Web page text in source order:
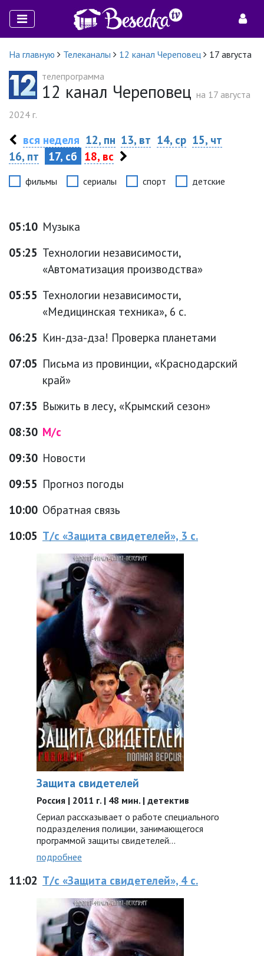
На главную Телеканалы 12 канал Череповец
17 августа
телепрограмма
12 канал Череповец на 17 августа
2024 г.
вся неделя 12, пн 13, вт 14, ср 15, чт
16, пт
17, сб 18, вс
фильмы сериалы спорт детские
05:10 Музыка
05:25 Технологии независимости,
«Автоматизация производства»
05:55 Технологии независимости,
«Медицинская техника», 6 с.
06:25 Кин-дза-дза! Проверка планетами
07:05 Письма из провинции, «Краснодарский
край»
07:35 Выжить в лесу, «Крымский сезон»
08:30 М/с
09:30 Новости
09:55 Прогноз погоды
10:00 Обратная связь
10:05 Т/с «Защита свидетелей», 3 с.
Защита свидетелей
Россия | 2011 г. | 48 мин. | детектив
Сериал рассказывает о работе специального
подразделения полиции, занимающегося
программой защиты свидетелей…
подробнее
11:02 Т/с «Защита свидетелей», 4 с.